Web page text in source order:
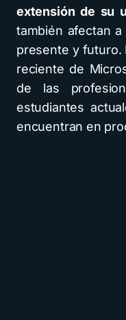
extensión de su
también afectan
presente y futuro.
reciente de
de las
estudiantes
encuentran en